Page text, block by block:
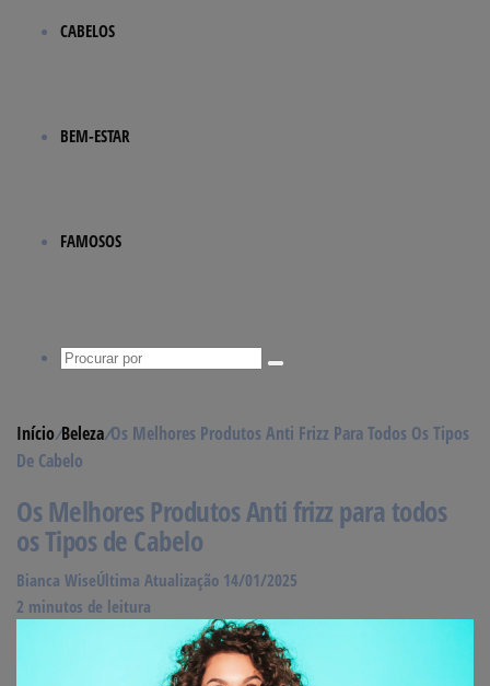
CABELOS
BEM-ESTAR
FAMOSOS
Procurar
Início/Beleza/Os Melhores Produtos Anti Frizz Para Todos Os Tipos
De Cabelo
Os Melhores Produtos Anti frizz para todos
os Tipos de Cabelo
Bianca WiseÚltima Atualização 14/01/2025
2 minutos de leitura